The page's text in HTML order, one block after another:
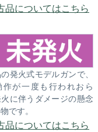
品についてはこちら
発火式モデルガンで、
作が一度も行われおら
に伴うダメージの懸念
です。
品についてはこちら